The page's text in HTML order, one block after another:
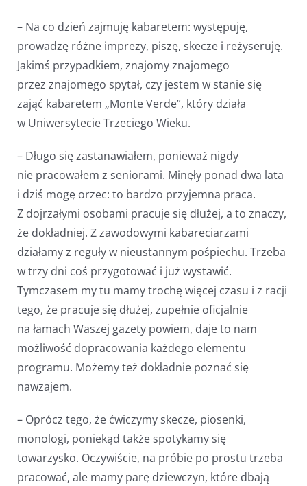
– Na co dzień zajmuję kabaretem: występuję,
prowadzę różne imprezy, piszę, skecze i reżyseruję.
Jakimś przypadkiem, znajomy znajomego
przez znajomego spytał, czy jestem w stanie się
zająć kabaretem „Monte Verde”, który działa
w Uniwersytecie Trzeciego Wieku.
– Długo się zastanawiałem, ponieważ nigdy
nie pracowałem z seniorami. Minęły ponad dwa lata
i dziś mogę orzec: to bardzo przyjemna praca.
Z dojrzałymi osobami pracuje się dłużej, a to znaczy,
że dokładniej. Z zawodowymi kabareciarzami
działamy z reguły w nieustannym pośpiechu. Trzeba
w trzy dni coś przygotować i już wystawić.
Tymczasem my tu mamy trochę więcej czasu i z racji
tego, że pracuje się dłużej, zupełnie oficjalnie
na łamach Waszej gazety powiem, daje to nam
możliwość dopracowania każdego elementu
programu. Możemy też dokładnie poznać się
nawzajem.
– Oprócz tego, że ćwiczymy skecze, piosenki,
monologi, poniekąd także spotykamy się
towarzysko. Oczywiście, na próbie po prostu trzeba
pracować, ale mamy parę dziewczyn, które dbają